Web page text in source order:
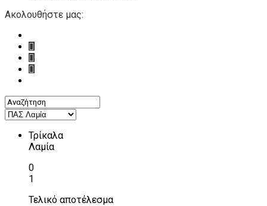
Ακολουθήστε μας:
Τρίκαλα
Λαμία
0
1
Τελικό αποτέλεσμα